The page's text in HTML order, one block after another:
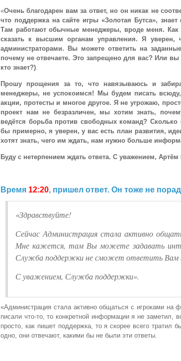
«Очень благодарен вам за ответ, но он никак не
что поддержка на сайте игры «Золотая Бутса»,
Там работают обычные менеджеры, вроде меня. Как
сказать к высшим органам управления. Я
администраторами. Вы можете ответить на
почему не отвечаете. Это запрещено для вас? Или
кто знает?).
Прошу прощения за то, что навязываюсь и
менеджеры, не успокоимся! Мы будем писать всюду,
акции, протесты и многое другое. Я не угрожаю,
проект нам не безразличен, мы хотим знать,
ведётся борьба против свободных команд? Сколько
бы примерно, я уверен, у вас есть план развития,
хотят знать, чего им ждать, нам нужно больше
Буду с нетерпением ждать ответа. С уважением,
Время 12:20, пришел ответ. Он тоже не
«Здравствуйте!
Сейчас Администрация стала активно
Мне кажется, там Вы можете задавать
Служба поддержки не сможет ответить Вам
С уважением, Служба поддержки».
«Администрация стала активно общаться с игроками
писали что-то, то конкретной информации я не
просто, как пишет поддержка, то я скорее всего тратил
одно, они отвечают, какими бы не были эти ответы.